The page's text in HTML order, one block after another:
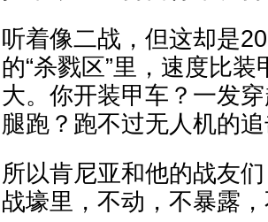
听着像二战，但这却是
的“杀戮区”里，速度比
大。你开装甲车？一发
腿跑？跑不过无人机的追
所以肯尼亚和他的战友
战壕里，不动，不暴露，